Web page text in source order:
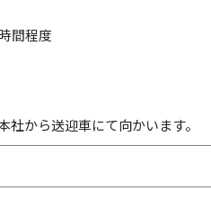
間程度
から送迎車にて向かいます。